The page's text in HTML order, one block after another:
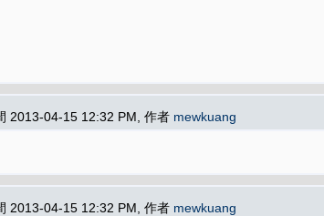
2013-04-15 12:32 PM, 作者 mewkuang
2013-04-15 12:32 PM, 作者 mewkuang